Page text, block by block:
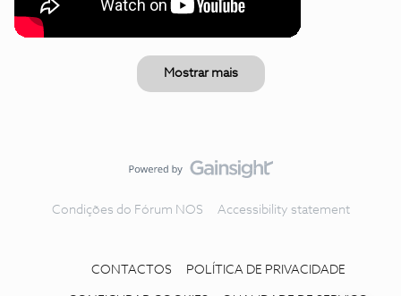
Mostrar mais
Condições do Fórum NOS Accessibility statement
CONTACTOS POLÍTICA DE PRIVACIDADE